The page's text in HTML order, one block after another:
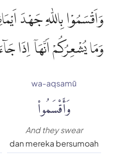
وَاَقْسَمُوْا بِاللّٰهِ جَهْدَ
وَمَا يُشْعِرُكُمْ اَنَّهَآ اِذَا
wa-aqsamū
وَأَقْسَمُوا۟
And they swear
dan mereka bersumoah